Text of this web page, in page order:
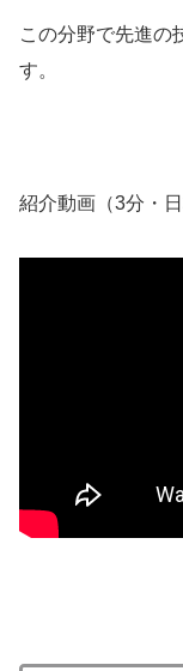
この分野で先進の
す。
紹介動画（3分・